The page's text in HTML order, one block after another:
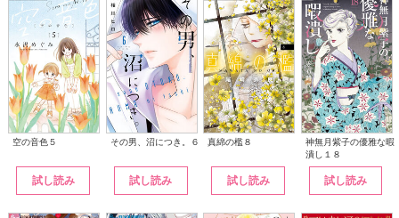
空の音色５
試し読み
その男、沼につき。６
試し読み
真綿の檻８
試し読み
神無月紫子の優雅な暇
潰し１８
試し読み